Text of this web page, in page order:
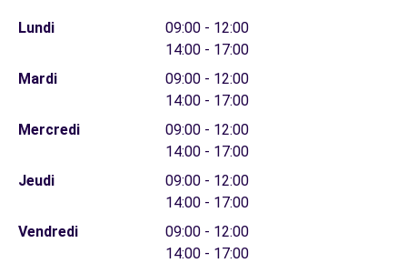
Lundi
09:00 - 12:00
14:00 - 17:00
Mardi
09:00 - 12:00
14:00 - 17:00
Mercredi
09:00 - 12:00
14:00 - 17:00
Jeudi
09:00 - 12:00
14:00 - 17:00
Vendredi
09:00 - 12:00
14:00 - 17:00